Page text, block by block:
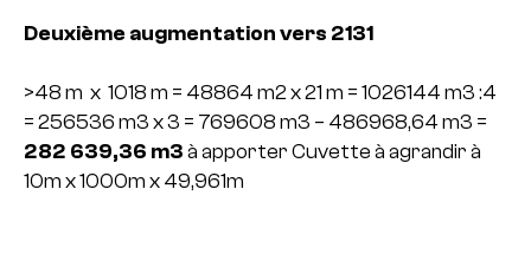
Deuxième augmentation vers 2131
>48 m x 1018 m = 48864 m2 x 21 m = 1026144 m3 :4
= 256536 m3 x 3 = 769608 m3 – 486968,64 m3 =
282 639,36 m3 à apporter Cuvette à agrandir à
10m x 1000m x 49,961m